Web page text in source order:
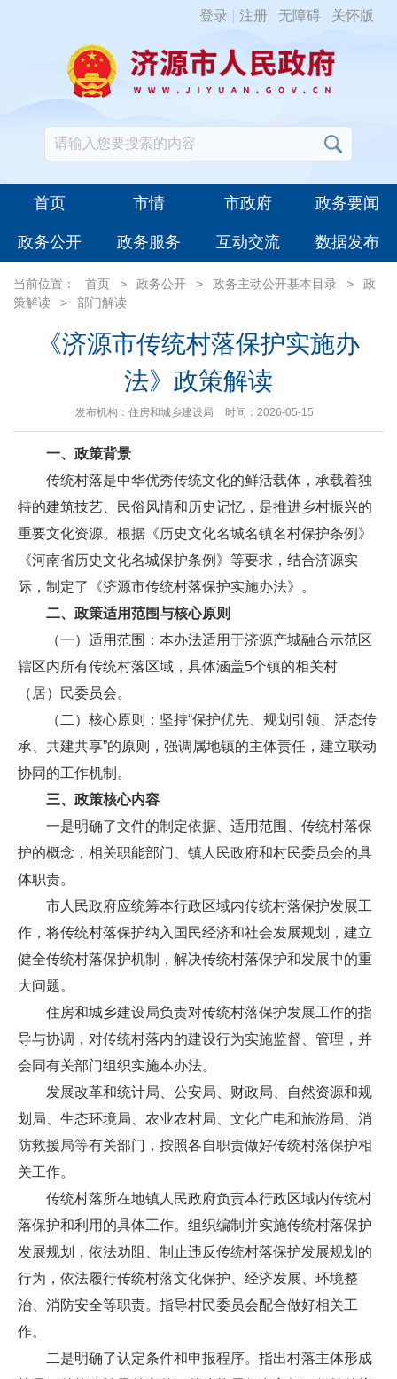
登录 注册 无障碍 关怀版
首页 市情 市政府 政务要闻
政务公开 政务服务 互动交流 数据发布
当前位置： 首页 > 政务公开 > 政务主动公开基本目录 >
政
策解读
> 部门解读
《济源市传统村落保护实施办
法》政策解读
发布机构：住房和城乡建设局 时间：2026-05-15
一、政策背景
传统村落是中华优秀传统文化的鲜活载体，承载着独
特的建筑技艺、民俗风情和历史记忆，是推进乡村振兴的
重要文化资源。根据《历史文化名城名镇名村保护条例》
《河南省历史文化名城保护条例》等要求，结合济源实
际，制定了《济源市传统村落保护实施办法》。
二、政策适用范围与核心原则
（一）适用范围：本办法适用于济源产城融合示范区
辖区内所有传统村落区域，具体涵盖5个镇的相关村
（居）民委员会。
（二）核心原则：坚持“保护优先、规划引领、活态传
承、共建共享”的原则，强调属地镇的主体责任，建立联动
协同的工作机制。
三、政策核心内容
一是明确了文件的制定依据、适用范围、传统村落保
护的概念，相关职能部门、镇人民政府和村民委员会的具
体职责。
市人民政府应统筹本行政区域内传统村落保护发展工
作，将传统村落保护纳入国民经济和社会发展规划，建立
健全传统村落保护机制，解决传统村落保护和发展中的重
大问题。
住房和城乡建设局负责对传统村落保护发展工作的指
导与协调，对传统村落内的建设行为实施监督、管理，并
会同有关部门组织实施本办法。
发展改革和统计局、公安局、财政局、自然资源和规
划局、生态环境局、农业农村局、文化广电和旅游局、消
防救援局等有关部门，按照各自职责做好传统村落保护相
关工作。
传统村落所在地镇人民政府负责本行政区域内传统村
落保护和利用的具体工作。组织编制并实施传统村落保护
发展规划，依法劝阻、制止违反传统村落保护发展规划的
行为，依法履行传统村落文化保护、经济发展、环境整
治、消防安全等职责。指导村民委员会配合做好相关工
作。
二是明确了认定条件和申报程序。指出村落主体形成